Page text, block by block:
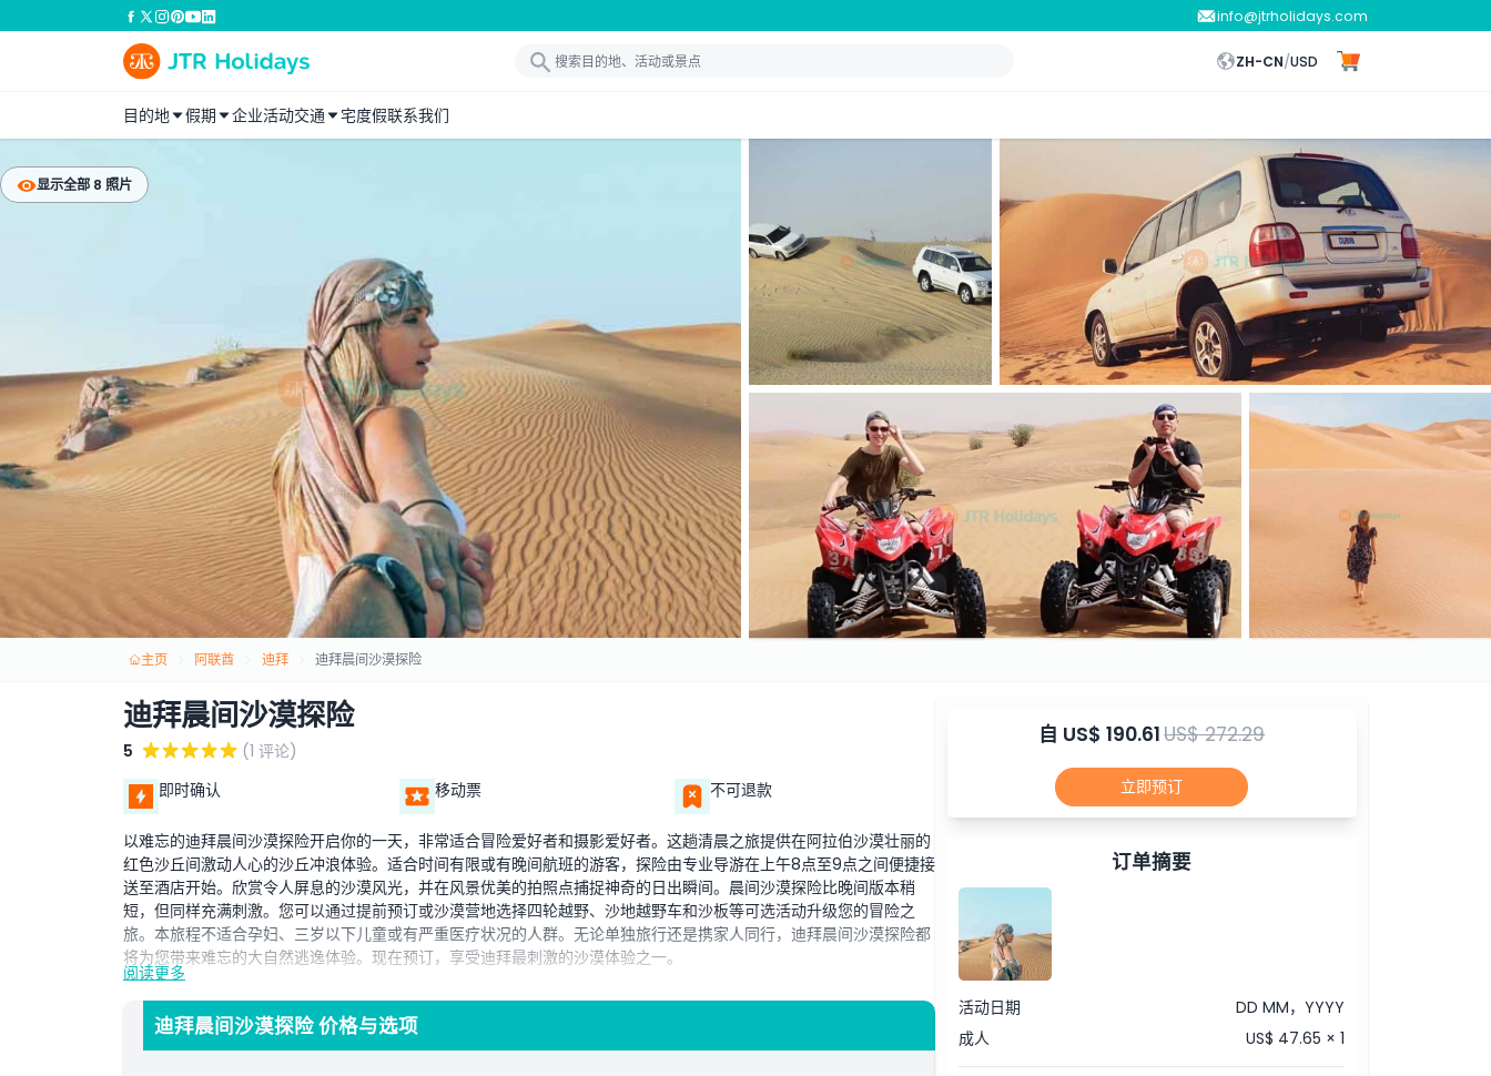
info@jtrholidays.com
ZH-CN/USD
目的地 假期 企业活动交通 宅度假联系我们
显示全部 8 照片
主页 阿联酋 迪拜 迪拜晨间沙漠探险
迪拜晨间沙漠探险
5
(1 评论)
即时确认
移动票 不可退款
以难忘的迪拜晨间沙漠探险开启你的一天，非常适合冒险爱好者和摄影爱好者。这趟清晨之旅提供在阿拉伯沙漠壮丽的
红色沙丘间激动人心的沙丘冲浪体验。适合时间有限或有晚间航班的游客，探险由专业导游在上午8点至9点之间便捷接
送至酒店开始。欣赏令人屏息的沙漠风光，并在风景优美的拍照点捕捉神奇的日出瞬间。晨间沙漠探险比晚间版本稍
短，但同样充满刺激。您可以通过提前预订或沙漠营地选择四轮越野、沙地越野车和沙板等可选活动升级您的冒险之
旅。本旅程不适合孕妇、三岁以下儿童或有严重医疗状况的人群。无论单独旅行还是携家人同行，迪拜晨间沙漠探险都
将为您带来难忘的大自然逃逸体验。现在预订，享受迪拜最刺激的沙漠体验之一。
亮点
阅读更多
迪拜晨间沙漠探险 价格与选项
自 US$ 190.61US$ 272.29
立即预订
订单摘要
活动日期
DD MM，YYYY
成人
US$ 47.65 × 1